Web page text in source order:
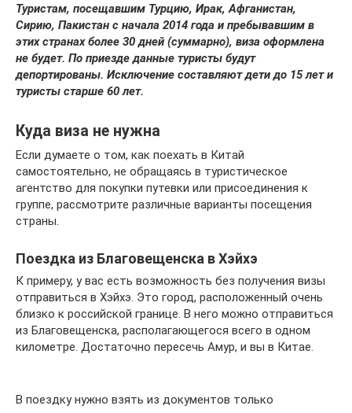
Туристам, посещавшим Турцию, Ирак, Афганистан,
Сирию, Пакистан с начала 2014 года и пребывавшим в
этих странах более 30 дней (суммарно), виза оформлена
не будет. По приезде данные туристы будут
депортированы. Исключение составляют дети до 15 лет и
туристы старше 60 лет.
Куда виза не нужна
Если думаете о том, как поехать в Китай
самостоятельно, не обращаясь в туристическое
агентство для покупки путевки или присоединения к
группе, рассмотрите различные варианты посещения
страны.
Поездка из Благовещенска в Хэйхэ
К примеру, у вас есть возможность без получения визы
отправиться в Хэйхэ. Это город, расположенный очень
близко к российской границе. В него можно отправиться
из Благовещенска, располагающегося всего в одном
километре. Достаточно пересечь Амур, и вы в Китае.
В поездку нужно взять из документов только